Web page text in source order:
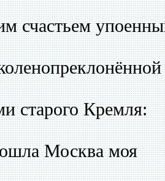
Кремля:
Москва моя